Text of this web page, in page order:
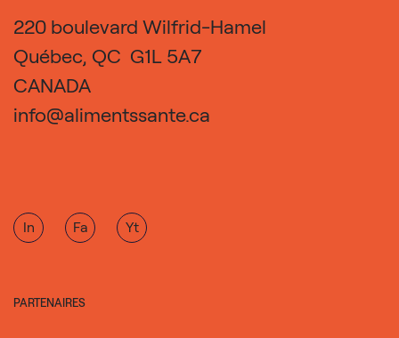
220 boulevard Wilfrid-Hamel
Québec, QC G1L 5A7
CANADA
info@alimentssante.ca
In Fa Yt
PARTENAIRES